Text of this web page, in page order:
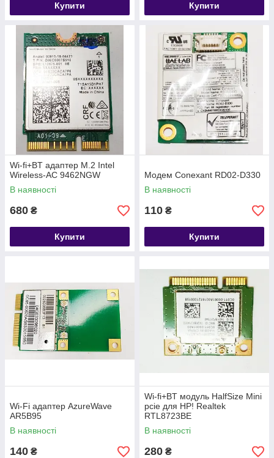
Купити Купити
Wi-fi+BT адаптер M.2 Intel
Wireless-AC 9462NGW
В наявності
680 ₴
Купити
Модем Conexant RD02-D330
В наявності
110 ₴
Купити
Wi-Fi адаптер AzureWave
AR5B95
В наявності
140 ₴
Wi-fi+BT модуль HalfSize Mini
pcie для HP! Realtek
RTL8723BE
В наявності
280 ₴